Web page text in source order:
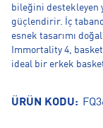
bileğini destekleyen
güçlendirir. İç
esnek tasarımı
Immortality 4,
ideal bir erkek
ÜRÜN KODU: